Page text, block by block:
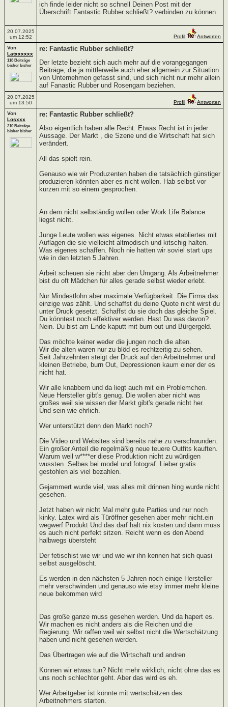
ich finde leider nicht so schnell Deinen Post mit der
Überschrift Fantastic Rubber schließt? verbinden zu können.
20.07.2025
um 12:52
Profil
Antworten
Von
Latxxxxxx
118 Beiträge
bisher bisher
re: Fantastic Rubber schließt?
Der letzte bezieht sich auch mehr auf die vorangegangen
Beiträge, die ja mittlerweile auch eher allgemein zur Situation
von Unternehmen gefasst sind, und sich nicht nur mehr allein
auf Fanastic Rubber und Rosengarn beziehen.
20.07.2025
um 13:50
Profil
Antworten
Von
Losxxx
210 Beiträge
bisher bisher
re: Fantastic Rubber schließt?
Also eigentlich haben alle Recht. Etwas Recht ist in jeder
Aussage. Der Markt , die Szene und die Wirtschaft hat sich
verändert.
All das spielt rein.
Genauso wie wir Produzenten haben die tatsächlich günstiger
produzieren könnten aber es nicht wollen. Hab selbst vor
kurzen mit so einem gesprochen.
An dem nicht selbständig wollen oder Work Life Balance
liegst nicht.
Junge Leute wollen was eigenes. Nicht etwas etabliertes mit
Auflagen die sie vielleicht altmodisch und kitschig halten.
Was eigenes schaffen. Noch nie hatten wir soviel start ups
wie in den letzten 5 Jahren.
Arbeit scheuen sie nicht aber den Umgang. Als Arbeitnehmer
bist du oft Mädchen für alles gerade selbst wieder erlebt.
Nur Mindestlohn aber maximale Verfügbarkeit. Die Firma das
einzige was zählt. Und schaffst du deine Quote nicht wirst du
unter Druck gesetzt. Schaffst du sie doch das gleiche Spiel.
Du könntest noch effektiver werden. Hast Du was davon?
Nein. Du bist am Ende kaputt mit burn out und Bürgergeld.
Das möchte keiner weder die jungen noch die alten.
Wir die alten waren nur zu blöd es rechtzeitig zu sehen.
Seit Jahrzehnten steigt der Druck auf den Arbeitnehmer und
kleinen Betriebe, burn Out, Depressionen kaum einer der es
nicht hat.
Wir alle knabbern und da liegt auch mit ein Problemchen.
Neue Hersteller gibt's genug. Die wollen aber nicht was
großes weil sie wissen der Markt gibt's gerade nicht her.
Und sein wie ehrlich.
Wer unterstützt denn den Markt noch?
Die Video und Websites sind bereits nahe zu verschwunden.
Ein großer Anteil die regelmäßig neue teuere Outfits kauften.
Warum weil w****er diese Produktion nicht zu würdigen
wussten. Selbes bei model und fotograf. Lieber gratis
gestohlen als viel bezahlen.
Gejammert wurde viel, was alles mit drinnen hing wurde nicht
gesehen.
Jetzt haben wir nicht Mal mehr gute Parties und nur noch
kinky. Latex wird als Türöffner gesehen aber mehr nicht.ein
wegwerf Produkt Und das darf halt nix kosten und dann muss
es auch nicht perfekt sitzen. Reicht wenn es den Abend
halbwegs übersteht
Der fetischist wie wir und wie wir ihn kennen hat sich quasi
selbst ausgelöscht.
Es werden in den nächsten 5 Jahren noch einige Hersteller
mehr verschwinden und genauso wie etsy immer mehr kleine
neue bekommen wird
Das große ganze muss gesehen werden. Und da hapert es.
Wir machen es nicht anders als die Reichen und die
Regierung. Wir raffen weil wir selbst nicht die Wertschätzung
haben und nicht gesehen werden.
Das Übertragen wie auf die Wirtschaft und andren
Können wir etwas tun? Nicht mehr wirklich, nicht ohne das es
uns noch schlechter geht. Aber das wird es eh.
Wer Arbeitgeber ist könnte mit wertschätzen des
Arbeitnehmers starten.